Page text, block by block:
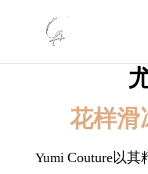
花样滑
Yumi Couture以